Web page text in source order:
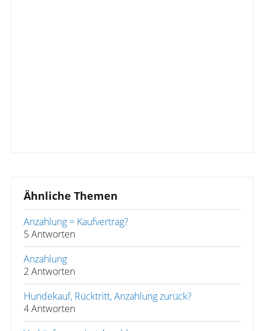
Ähnliche Themen
Anzahlung = Kaufvertrag?
5 Antworten
Anzahlung
2 Antworten
Hundekauf, Rücktritt, Anzahlung zurück?
4 Antworten